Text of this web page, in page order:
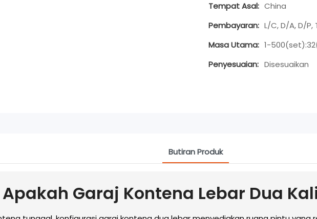
Tempat Asal: China
Pembayaran: L/C, D/A, D/
Masa Utama: 1-
Penyesuaian: Disesuaikan
Butiran Produk
Apakah Garaj Kontena Lebar Dua